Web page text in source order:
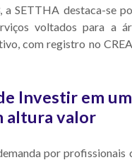
a SETTHA destaca-se
voltados para a
com registro no
Investir em um
altura valor
por profissionais